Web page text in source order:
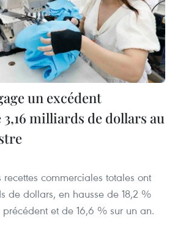
un excédent
milliards de dollars au
recettes commerciales totales ont
de dollars, en hausse de 18,2 %
et de 16,6 % sur un an.